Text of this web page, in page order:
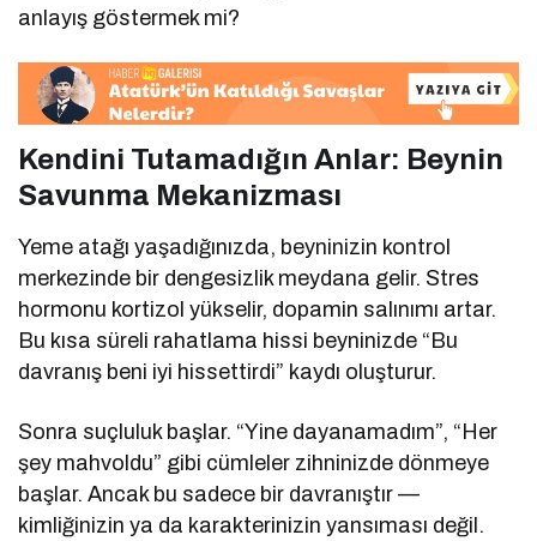
anlayış göstermek mi?
Kendini Tutamadığın Anlar: Beynin
Savunma Mekanizması
Yeme atağı yaşadığınızda, beyninizin kontrol
merkezinde bir dengesizlik meydana gelir. Stres
hormonu kortizol yükselir, dopamin salınımı artar.
Bu kısa süreli rahatlama hissi beyninizde “Bu
davranış beni iyi hissettirdi” kaydı oluşturur.
Sonra suçluluk başlar. “Yine dayanamadım”, “Her
şey mahvoldu” gibi cümleler zihninizde dönmeye
başlar. Ancak bu sadece bir davranıştır —
kimliğinizin ya da karakterinizin yansıması değil.